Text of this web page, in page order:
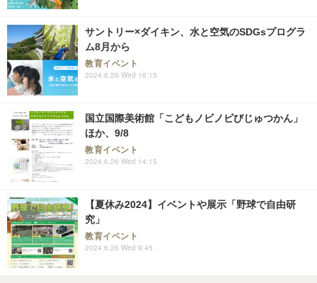
サントリー×ダイキン、水と空気のSDGsプログラ
ム8月から
教育イベント
2024.6.26 Wed 16:15
国立国際美術館「こどもノビノビびじゅつかん」
ほか、9/8
教育イベント
2024.6.26 Wed 14:15
【夏休み2024】イベントや展示「野球で自由研
究」
教育イベント
2024.6.26 Wed 9:45